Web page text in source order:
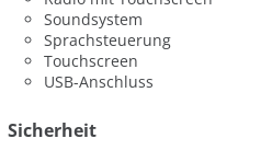
Soundsystem
Sprachsteuerung
Touchscreen
USB-Anschluss
Sicherheit